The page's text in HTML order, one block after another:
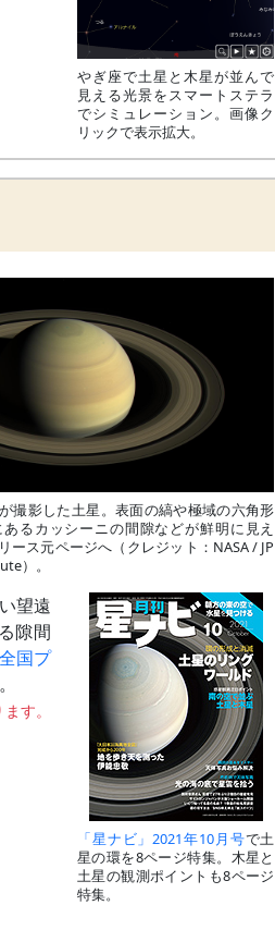
やぎ座で土星と木星が並んで
見える光景をスマートステラ
でシミュレーション。画像ク
リックで表示拡大。
撮影した土星。表面の縞や極域の六角形
るカッシーニの間隙などが鮮明に見え
ース元ページへ（クレジット：NASA / JP
）。
望遠
隙間
全国プ
す。
「星ナビ」2021年10月号で土
星の環を8ページ特集。木星と
土星の観測ポイントも8ページ
特集。